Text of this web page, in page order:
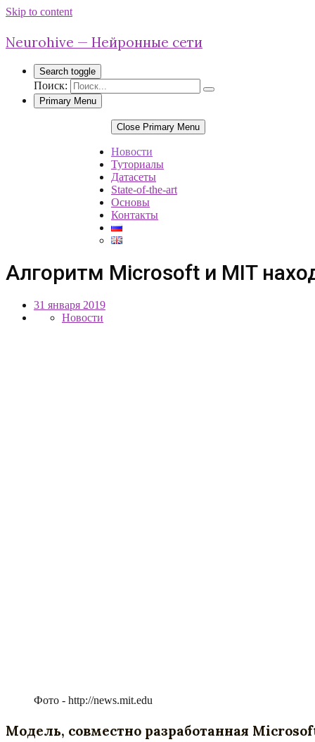
Skip to content
Neurohive — Нейронные сети
Search toggle
Поиск:
Primary Menu
Close Primary Menu
Новости
Туториалы
Датасеты
State-of-the-art
Основы
Контакты
Алгоритм Microsoft и MIT
31 января 2019
Новости
Фото - http://news.mit.edu
Модель, совместно разработанная